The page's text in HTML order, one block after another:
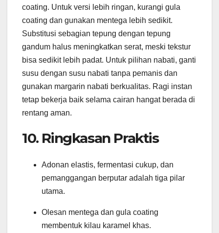
coating. Untuk versi lebih ringan, kurangi gula
coating dan gunakan mentega lebih sedikit.
Substitusi sebagian tepung dengan tepung
gandum halus meningkatkan serat, meski tekstur
bisa sedikit lebih padat. Untuk pilihan nabati, ganti
susu dengan susu nabati tanpa pemanis dan
gunakan margarin nabati berkualitas. Ragi instan
tetap bekerja baik selama cairan hangat berada di
rentang aman.
10. Ringkasan Praktis
Adonan elastis, fermentasi cukup, dan
pemanggangan berputar adalah tiga pilar
utama.
Olesan mentega dan gula coating
membentuk kilau karamel khas.